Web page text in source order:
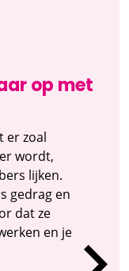
op met
er zoal
wordt,
lijken.
gedrag en
dat ze
en je